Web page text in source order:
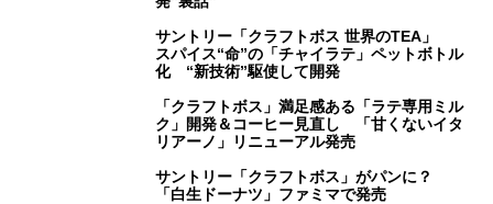
サントリー「クラフトボス 世界のTEA」
スパイス“命”の「チャイラテ」ペットボトル
化 “新技術”駆使して開発
「クラフトボス」満足感ある「ラテ専用ミル
ク」開発＆コーヒー見直し 「甘くないイタ
リアーノ」リニューアル発売
サントリー「クラフトボス」がパンに？
「白生ドーナツ」ファミマで発売